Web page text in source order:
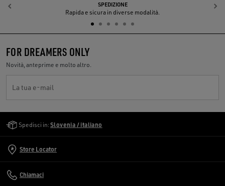
SPEDIZIONE
Rapida e sicura in diverse modalità.
Indietro
FOR DREAMERS ONLY
Novità, anteprime e molto altro.
La tua e-mail
Spedisci in: Slovenia / italiano
Store Locator
Chiamaci